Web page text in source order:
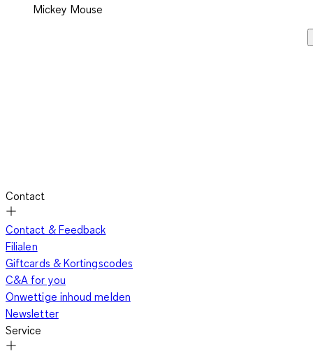
Mickey Mouse
Contact
Contact & Feedback
Filialen
Giftcards & Kortingscodes
C&A for you
Onwettige inhoud melden
Newsletter
Service